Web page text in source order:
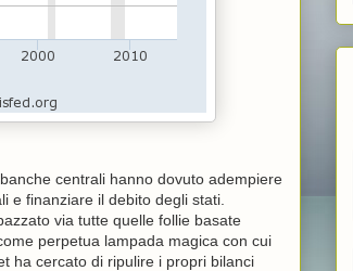
centrali hanno dovuto adempiere
e finanziare il debito degli stati.
via tutte quelle follie basate
perpetua lampada magica con cui
ha cercato di ripulire i propri bilanci